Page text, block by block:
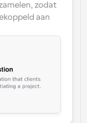
iets gebeurtzodat
aan